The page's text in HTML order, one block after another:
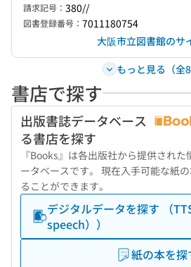
請求記号： 380//
図書登録番号： 7011180754
大阪市立図書館のサ
もっと見る（全8
書店で探す
出版書誌データベース
る書店を探す
『Books』は各出版社から提供され
ータベースです。 現在入手可能な紙
ることができます。
デジタルデータを探す （
speech））
紙の本を探